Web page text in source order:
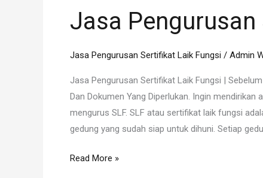
Jasa
Jasa Pengurusan Sertifikat Laik Fungsi / Admin
Jasa Pengurusan Sertifikat Laik Fungsi |
Dan Dokumen Yang Diperlukan. Ingin
mengurus SLF. SLF atau sertifikat laik fungsi
gedung yang sudah siap untuk dihuni. Setiap
Read More »